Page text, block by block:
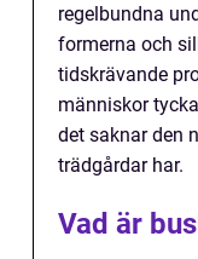
regelbundna
formerna och
tidskrävande
människor
det saknar den
trädgårdar har.
Vad är